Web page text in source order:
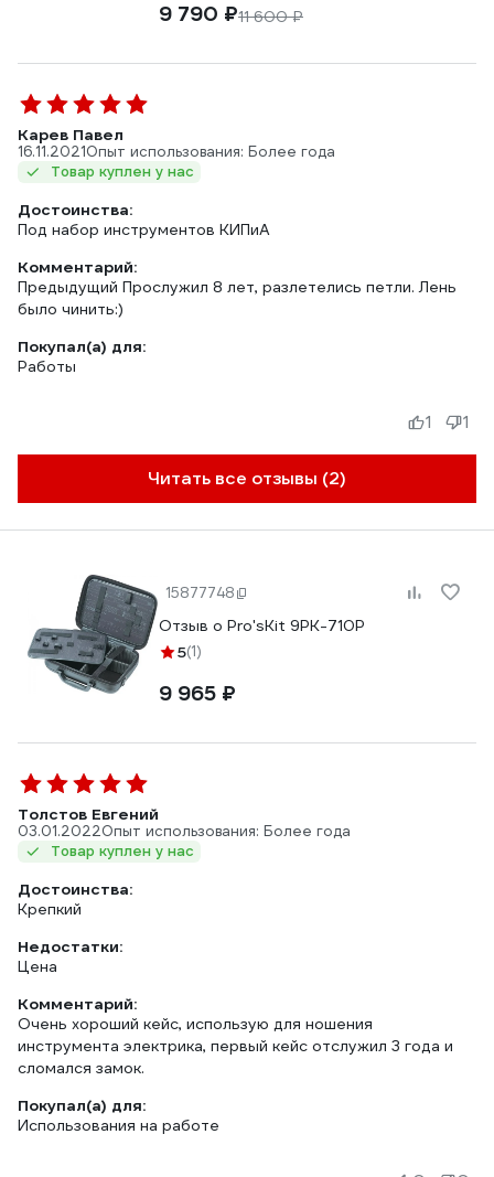
9 790 ₽11 600 ₽
Карев Павел
16.11.2021Опыт использования: Более года
Товар куплен у нас
Достоинства:
Под набор инструментов КИПиА
Комментарий:
Предыдущий Прослужил 8 лет, разлетелись петли. Лень
было чинить:)
Покупал(а) для:
Работы
Читать все отзывы (2)
1 1
15877748
Отзыв о Pro'sKit 9PK-710P
5(1)
9 965 ₽
Толстов Евгений
03.01.2022Опыт использования: Более года
Товар куплен у нас
Достоинства:
Крепкий
Недостатки:
Цена
Комментарий:
Очень хороший кейс, использую для ношения
инструмента электрика, первый кейс отслужил 3 года и
сломался замок.
Покупал(а) для:
Использования на работе